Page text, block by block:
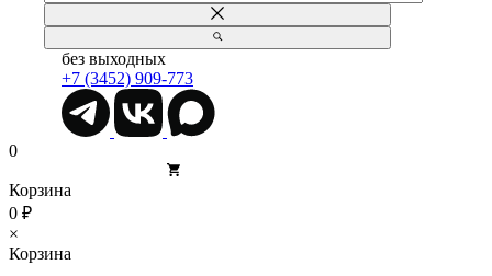
без выходных
+7 (3452) 909-773
0
Корзина
0 ₽
×
Корзина